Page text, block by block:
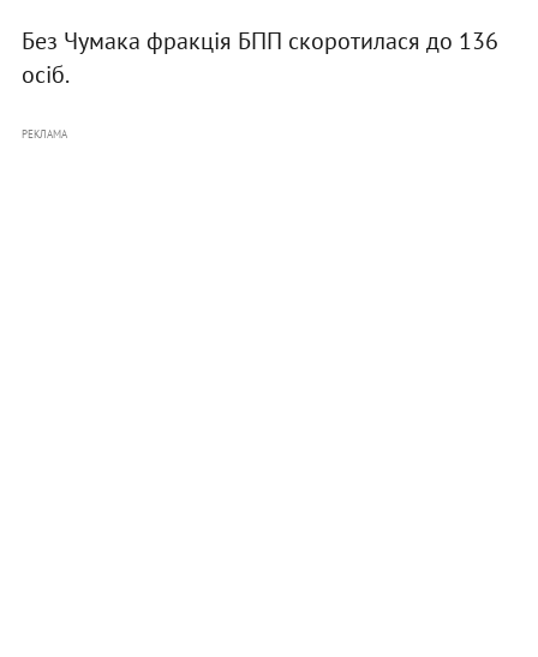
Без Чумака фракція БПП скоротилася до 136
осіб.
РЕКЛАМА